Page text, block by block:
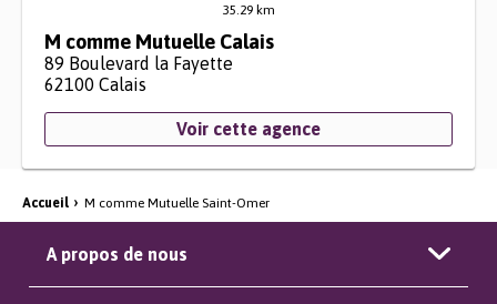
35.29 km
M comme Mutuelle Calais
89 Boulevard la Fayette
62100 Calais
Voir cette agence
Accueil › M comme Mutuelle Saint-Omer
A propos de nous